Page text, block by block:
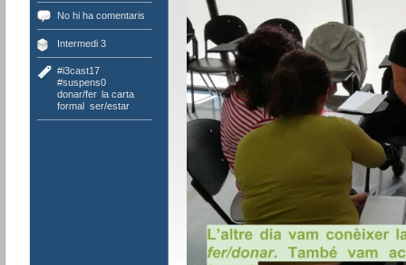
No hi ha comentaris
Intermedi 3
#i3cast17,
#suspens0,
donar/fer, la carta
formal, ser/estar